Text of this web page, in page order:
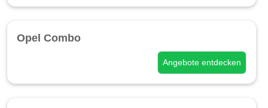
Opel Combo
Angebote entdecken